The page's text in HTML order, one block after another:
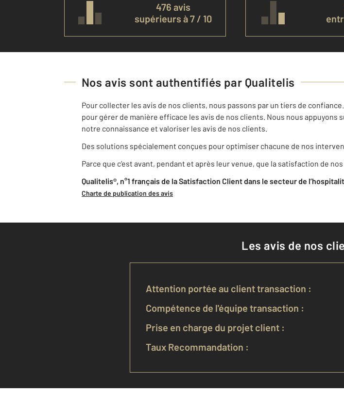
476 avis
supérieurs à 7 / 10
Nos avis sont authentifiés par Qualitelis
Pour collecter les avis de nos clients, nous passons par un tiers de
pour gérer de manière efficace les avis de nos clients. Nous nous
notre connaissance et valoriser les avis de nos clients.
Des solutions spécialement conçues pour optimiser chacune de nos
Parce que c’est avant, pendant et après leur venue, que la satisfaction de
Qualitelis®, n°1 français de la Satisfaction Client dans le secteur de
Charte de publication des avis
Les avis de nos
Attention portée au client transaction :
Compétence de l'équipe transaction :
Prise en charge du projet client :
Taux Recommandation :